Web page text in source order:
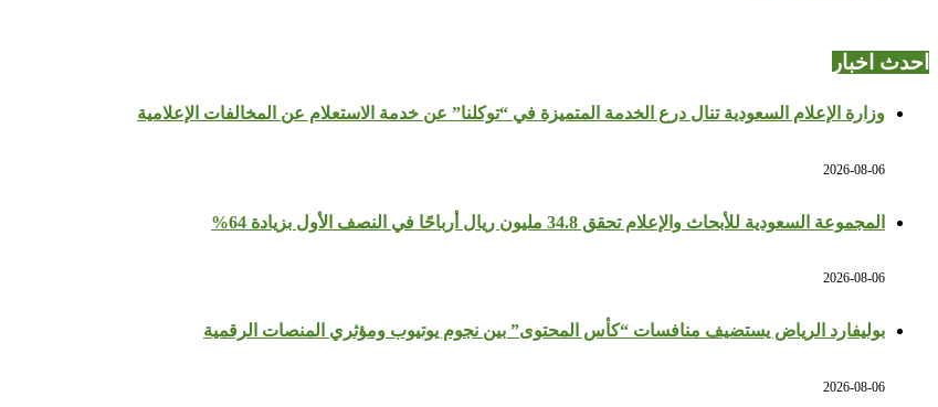
احدث اخبار
وزارة الإعلام السعودية تنال درع الخدمة المتميزة في “توكلنا” عن خدمة الاستعلام عن المخالفات الإعلامية
2026-08-06
المجموعة السعودية للأبحاث والإعلام تحقق 34.8 مليون ريال أرباحًا في النصف الأول بزيادة 64%
2026-08-06
بوليفارد الرياض يستضيف منافسات “كأس المحتوى” بين نجوم يوتيوب ومؤثري المنصات الرقمية
2026-08-06